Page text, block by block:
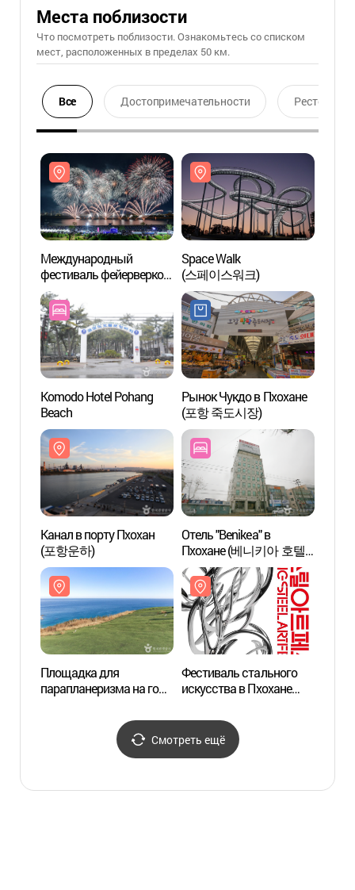
Места поблизости
Что посмотреть поблизости. Ознакомьтесь со списком
мест, расположенных в пределах 50 км.
Все Достопримечательности Ресторан
Международный
фестиваль фейерверков
в Пхохане
(포항국제불빛축제)
Space Walk
(스페이스워크)
Komodo Hotel Pohang
Beach
Рынок Чукдо в Пхохане
(포항 죽도시장)
Канал в порту Пхохан
(포항운하)
Отель "Benikea" в
Пхохане (베니키아 호텔
포항)
Площадка для
парапланеризма на горе
Фестиваль стального
искусства в Пхохане
Смотреть ещё